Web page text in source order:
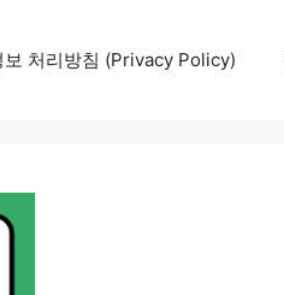
보 처리방침 (Privacy Policy)